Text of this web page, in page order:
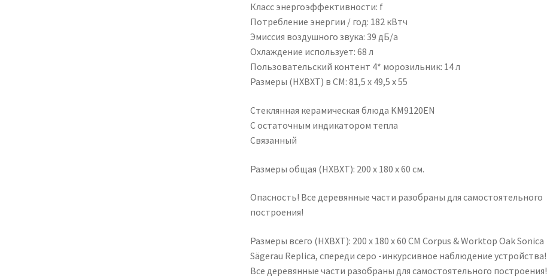
Класс энергоэффективности: f
Потребление энергии / год: 182 кВтч
Эмиссия воздушного звука: 39 дБ/а
Охлаждение использует: 68 л
Пользовательский контент 4* морозильник: 14 л
Размеры (HXBXT) в CM: 81,5 x 49,5 x 55
Стеклянная керамическая блюда KM9120EN
С остаточным индикатором тепла
Связанный
Размеры общая (HXBXT): 200 x 180 x 60 см.
Опасность! Все деревянные части разобраны для самостоятельного
построения!
Размеры всего (HXBXT): 200 x 180 x 60 CM Corpus & Worktop Oak Sonica
Sägerau Replica, спереди серо -инкурсивное наблюдение устройства!
Все деревянные части разобраны для самостоятельного построения!